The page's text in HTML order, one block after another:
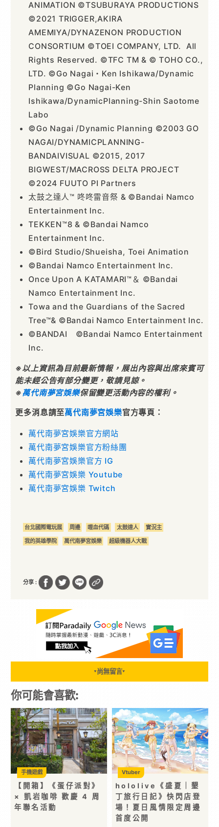
ANIMATION ©TSUBURAYA PRODUCTIONS
©2021 TRIGGER,AKIRA
AMEMIYA/DYNAZENON PRODUCTION
CONSORTIUM ©TOEI COMPANY, LTD. All
Rights Reserved. ©TFC TM & © TOHO CO.,
LTD. ©Go Nagai・Ken Ishikawa/Dynamic
Planning ©Go Nagai-Ken
Ishikawa/DynamicPlanning-Shin Saotome
Labo
©Go Nagai /Dynamic Planning ©2003 GO
NAGAI/DYNAMICPLANNING-
BANDAIVISUAL ©2015, 2017
BIGWEST/MACROSS DELTA PROJECT
©2024 FUUTO PI Partners
太鼓之達人™ 咚咚雷音祭 & ©Bandai Namco
Entertainment Inc.
TEKKEN™8 & ©Bandai Namco
Entertainment Inc.
©Bird Studio/Shueisha, Toei Animation
©Bandai Namco Entertainment Inc.
Once Upon A KATAMARI™＆ ©Bandai
Namco Entertainment Inc.
Towa and the Guardians of the Sacred
Tree™& ©Bandai Namco Entertainment Inc.
©BANDAI ©Bandai Namco Entertainment
Inc.
※以上資訊為目前最新情報，展出內容與出席來賓可
能未經公告有部分變更，敬請見諒。
※ 萬代南夢宮娛樂保留變更活動內容的權利。
更多消息請至萬代南夢宮娛樂官方專頁：
萬代南夢宮娛樂官方網站
萬代南夢宮娛樂官方粉絲團
萬代南夢宮娛樂官方 IG
萬代南夢宮娛樂 Youtube
萬代南夢宮娛樂 Twitch
台北國際電玩展 周邊 噬血代碼 太鼓達人
實況主
我的英雄學院
萬代南夢宮娛樂 超級機器人大戰
分享 :
▼ 尚無留言▼
你可能會喜歡:
【開箱】《蛋仔派對》
× 凱岩咖啡 歡慶 4 周
年聯名活動
手機遊戲
hololive《盛夏｜墾
丁旅行日記》快閃店登
場！夏日風情限定周邊
首度公開
Vtuber